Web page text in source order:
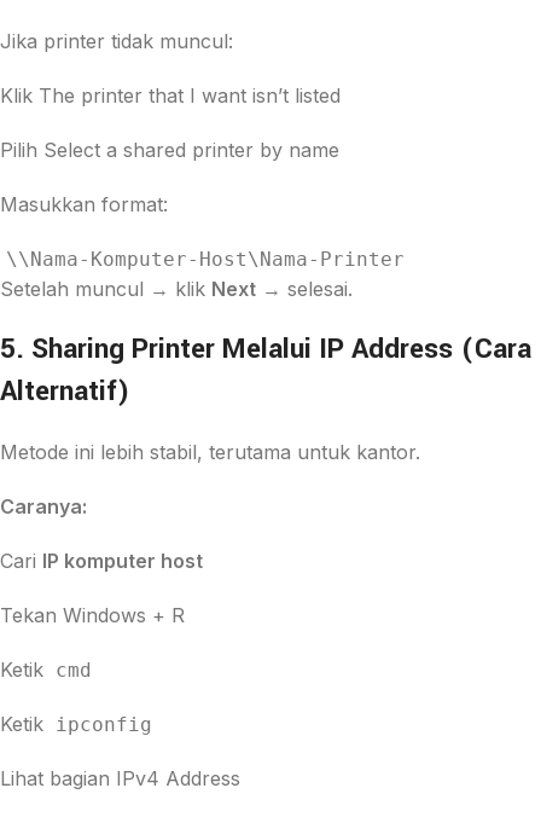
Jika printer tidak muncul:
Klik The printer that I want isn’t listed
Pilih Select a shared printer by name
Masukkan format:
\\Nama-Komputer-Host\Nama-Printer
Setelah muncul → klik Next → selesai.
5. Sharing Printer Melalui IP Address (Cara
Alternatif)
Metode ini lebih stabil, terutama untuk kantor.
Caranya:
Cari IP komputer host
Tekan Windows + R
Ketik cmd
Ketik ipconfig
Lihat bagian IPv4 Address